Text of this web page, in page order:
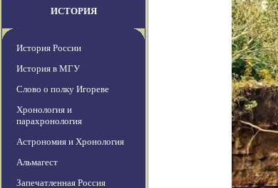
ИСТОРИЯ
История России
История в МГУ
Слово о полку Игореве
Хронология и
парахронология
Астрономия и Хронология
Альмагест
Запечатленная Россия